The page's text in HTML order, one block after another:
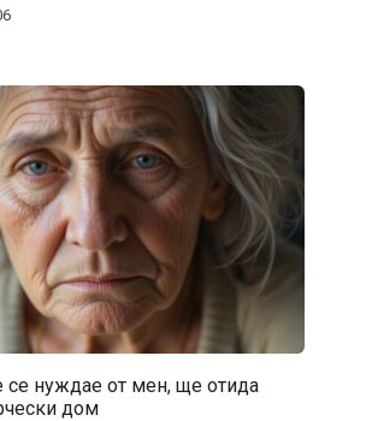
се нуждае от мен, ще отида
дом